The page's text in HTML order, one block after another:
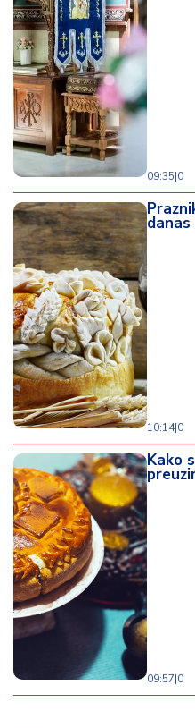
09:35|0
10:14|0
Kako
09:57|0